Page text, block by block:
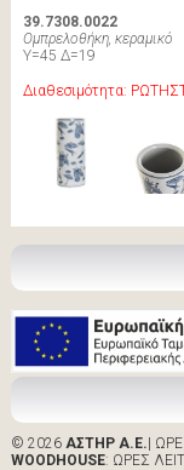
39.7308.0022
Ομπρελοθήκη, κεραμικό
Υ=45 Δ=19
Διαθεσιμότητα:
© 2026 ΑΣΤΗΡ Α.Ε.|
WOODHOUSE: ΩΡΕΣ